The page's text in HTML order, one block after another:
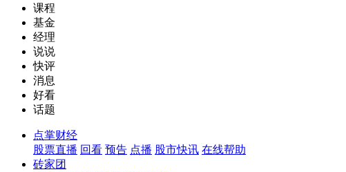
课程
基金
经理
说说
快评
消息
好看
话题
点掌财经
股票直播 回看 预告 点播 股市快讯 在线帮助
砖家团